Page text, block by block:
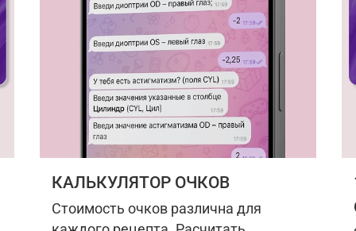
КАЛЬКУЛЯТОР ОЧКОВ
Стоимость очков различна для